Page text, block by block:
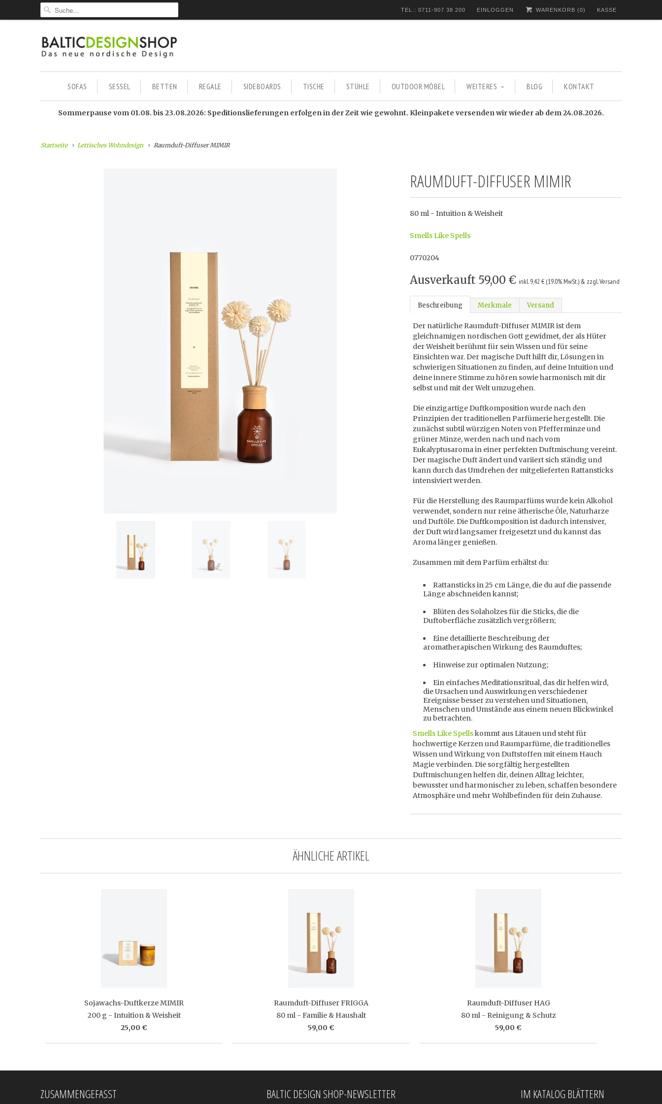
TEL.: 0711-907 38 200 EINLOGGEN WARENKORB (0) KASSE
SOFAS SESSEL BETTEN REGALE SIDEBOARDS TISCHE STÜHLE OUTDOOR MÖBEL WEITERES BLOG KONTAKT
Sommerpause vom 01.08. bis 23.08.2026: Speditionslieferungen erfolgen in der Zeit wie gewohnt. Kleinpakete versenden wir wieder ab dem 24.08.2026.
Startseite Lettisches Wohndesign Raumduft-Diffuser MIMIR
RAUMDUFT-DIFFUSER MIMIR
80 ml - Intuition & Weisheit
Smells Like Spells
0770204
Ausverkauft 59,00 € inkl. 9,42 € (19.0% MwSt.) & zzgl. Versand
Beschreibung Merkmale Versand
Der natürliche Raumduft-Diffuser MIMIR ist dem
gleichnamigen nordischen Gott gewidmet, der als Hüter
der Weisheit berühmt für sein Wissen und für seine
Einsichten war. Der magische Duft hilft dir, Lösungen in
schwierigen Situationen zu finden, auf deine Intuition und
deine innere Stimme zu hören sowie harmonisch mit dir
selbst und mit der Welt umzugehen.
Die einzigartige Duftkomposition wurde nach den
Prinzipien der traditionellen Parfümerie hergestellt. Die
zunächst subtil würzigen Noten von Pfefferminze und
grüner Minze, werden nach und nach vom
Eukalyptusaroma in einer perfekten Duftmischung vereint.
Der magische Duft ändert und variiert sich ständig und
kann durch das Umdrehen der mitgelieferten Rattansticks
intensiviert werden.
Für die Herstellung des Raumparfüms wurde kein Alkohol
verwendet, sondern nur reine ätherische Öle, Naturharze
und Duftöle. Die Duftkomposition ist dadurch intensiver,
der Duft wird langsamer freigesetzt und du kannst das
Aroma länger genießen.
Zusammen mit dem Parfüm erhältst du:
Rattansticks in 25 cm Länge, die du auf die passende
Länge abschneiden kannst;
Blüten des Solaholzes für die Sticks, die die
Duftoberfläche zusätzlich vergrößern;
Eine detaillierte Beschreibung der
aromatherapischen Wirkung des Raumduftes;
Hinweise zur optimalen Nutzung;
Ein einfaches Meditationsritual, das dir helfen wird,
die Ursachen und Auswirkungen verschiedener
Ereignisse besser zu verstehen und Situationen,
Menschen und Umstände aus einem neuen Blickwinkel
zu betrachten.
Smells Like Spellskommt aus Litauen und steht für
hochwertige Kerzen und Raumparfüme, die traditionelles
Wissen und Wirkung von Duftstoffen mit einem Hauch
Magie verbinden. Die sorgfältig hergestellten
Duftmischungen helfen dir, deinen Alltag leichter,
bewusster und harmonischer zu leben, schaffen besondere
Atmosphäre und mehr Wohlbefinden für dein Zuhause.
ÄHNLICHE ARTIKEL
Sojawachs-Duftkerze MIMIR
200 g - Intuition & Weisheit
25,00 €
Raumduft-Diffuser FRIGGA
80 ml - Familie & Haushalt
59,00 €
Raumduft-Diffuser HAG
80 ml - Reinigung & Schutz
59,00 €
ZUSAMMENGEFASST BALTIC DESIGN SHOP-NEWSLETTER IM KATALOG BLÄTTERN